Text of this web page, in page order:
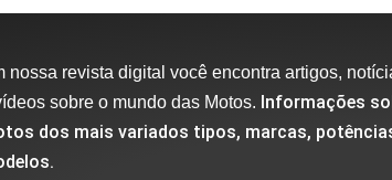
nossa revista digital você encontra artigos,
sobre o mundo das Motos. Informações
dos mais variados tipos, marcas,